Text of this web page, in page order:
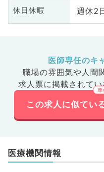
休日休暇 週休2
医師専任のキ
職場の雰囲気や人間
求人票に掲載されてい
この求人に似てい
医療機関情報